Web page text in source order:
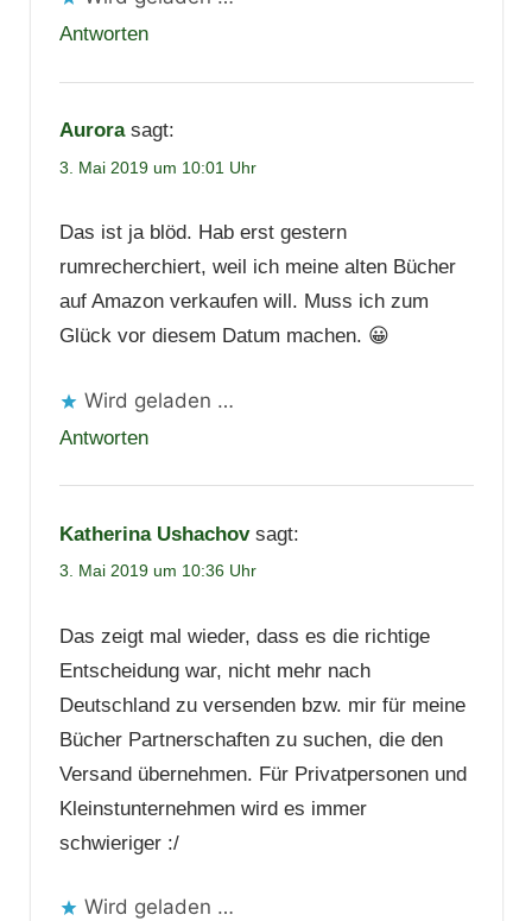
Antworten
Aurora sagt:
3. Mai 2019 um 10:01 Uhr
Das ist ja blöd. Hab erst gestern
rumrecherchiert, weil ich meine alten Bücher
auf Amazon verkaufen will. Muss ich zum
Glück vor diesem Datum machen. 😀
Wird geladen …
Antworten
Katherina Ushachov sagt:
3. Mai 2019 um 10:36 Uhr
Das zeigt mal wieder, dass es die richtige
Entscheidung war, nicht mehr nach
Deutschland zu versenden bzw. mir für meine
Bücher Partnerschaften zu suchen, die den
Versand übernehmen. Für Privatpersonen und
Kleinstunternehmen wird es immer
schwieriger :/
Wird geladen …